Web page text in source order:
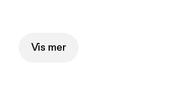
Vis mer